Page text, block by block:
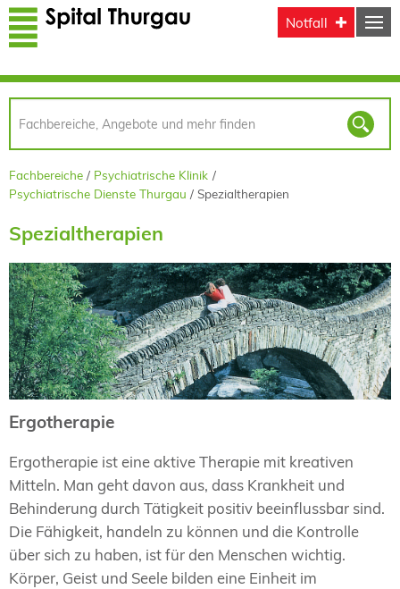
Direkt zum Inhalt
Notfall
Fachbereiche
Psychiatrische Klinik
Psychiatrische Dienste Thurgau
Spezialtherapien
Spezialtherapien
Ergotherapie
Ergotherapie ist eine aktive Therapie mit kreativen
Mitteln. Man geht davon aus, dass Krankheit und
Behinderung durch Tätigkeit positiv beeinflussbar sind.
Die Fähigkeit, handeln zu können und die Kontrolle
über sich zu haben, ist für den Menschen wichtig.
Körper, Geist und Seele bilden eine Einheit im